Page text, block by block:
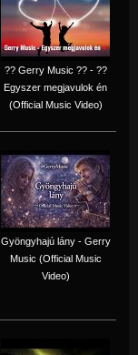
?? Gerry Music ?? - ??
Egyszer megjavulok én
(Official Music Video)
Gyöngyhajú lány - Gerry
Music (Official Music
Video)